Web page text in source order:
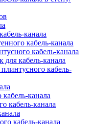
канала
кабель-канала
кабель-канала
для кабель-канала
кабель-
канала
кабель-канала
кабель-канала